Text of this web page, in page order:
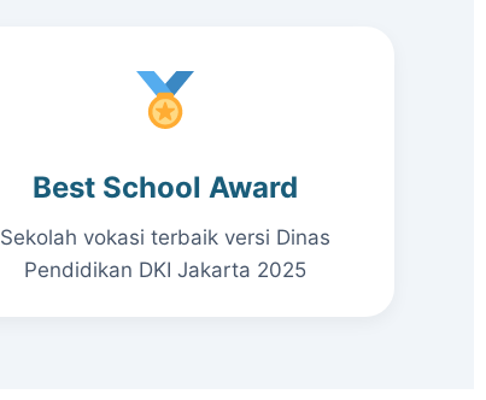
Best School Award
Sekolah vokasi terbaik versi Dinas
Pendidikan DKI Jakarta 2025